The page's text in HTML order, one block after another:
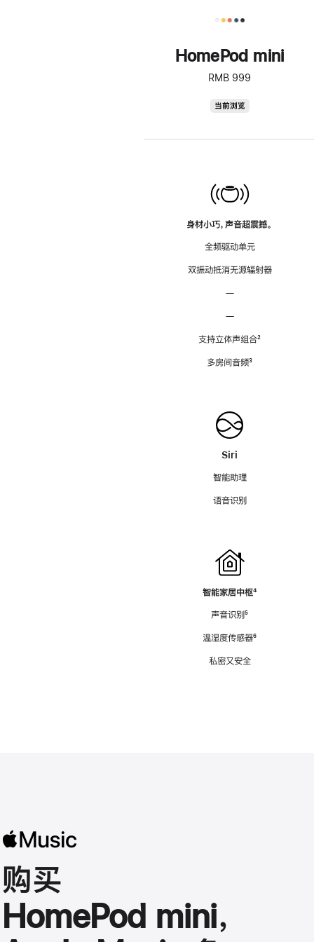
HomePod mini
RMB 999
当前浏览
身材小巧，声音超震撼。
全频驱动单元
双振动抵消无源辐射器
—
—
支持立体声组合脚
²
多房间音频脚
³
Siri
智能助理
语音识别
智能家居中枢脚
⁴
声音识别脚
⁵
温湿度传感器脚
⁶
私密又安全
购买
HomePod mini，